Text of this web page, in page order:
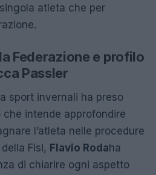
atleta che per
Federazione e profilo
Passler
sport invernali ha preso
intende approfondire
l’atleta nelle procedure
Fisi, Flavio Rodaha
di chiarire ogni aspetto